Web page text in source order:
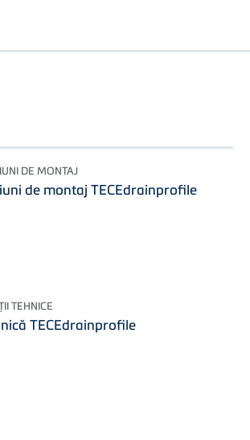
DE MONTAJ
de montaj TECEdrainprofile
TEHNICE
TECEdrainprofile